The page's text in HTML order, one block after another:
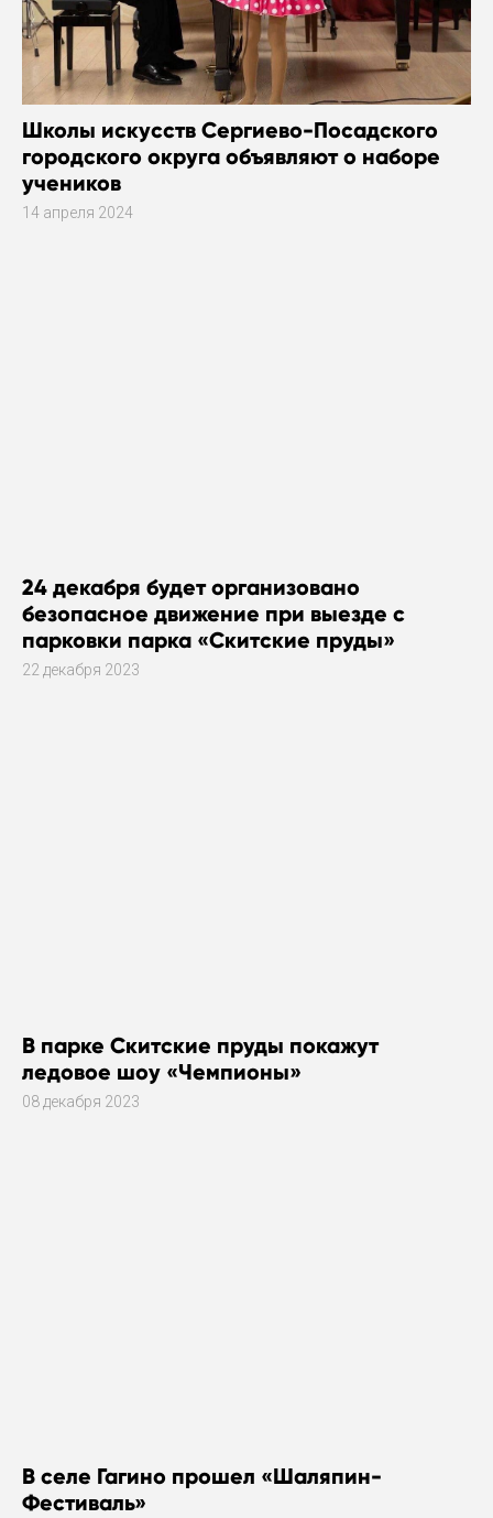
Школы искусств Сергиево-Посадского
городского округа объявляют о наборе
учеников
14 апреля 2024
24 декабря будет организовано
безопасное движение при выезде с
парковки парка «Скитские пруды»
22 декабря 2023
В парке Скитские пруды покажут
ледовое шоу «Чемпионы»
08 декабря 2023
В селе Гагино прошел «Шаляпин-
Фестиваль»